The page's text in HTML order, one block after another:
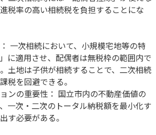
税率の高い相続税を負担することにな
一次相続において、小規模宅地等の特
に適用させ、配偶者は無税枠の範囲内で
土地は子供が相続することで、二次相続
税を回避できる。
の重要性： 国立市内の不動産価値の
一次・二次のトータル納税額を最小化す
す必要がある。